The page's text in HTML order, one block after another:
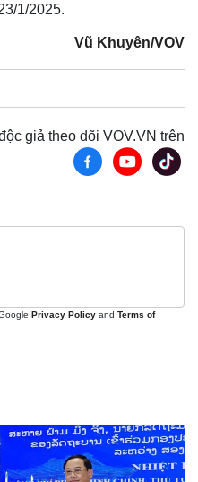
Quân sự - Quốc phòng
1/2025.
Vũ Khuyên/VOV
giả theo dõi VOV.VN trên
Privacy Policy and Terms of